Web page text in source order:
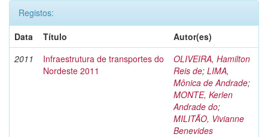
Registos:
Data
Título
Autor(es)
2011
Infraestrutura de transportes do
Nordeste 2011
OLIVEIRA, Hamilton
Reis de; LIMA,
Mônica de Andrade;
MONTE, Kerlen
Andrade do;
MILITÃO, Vivianne
Benevides